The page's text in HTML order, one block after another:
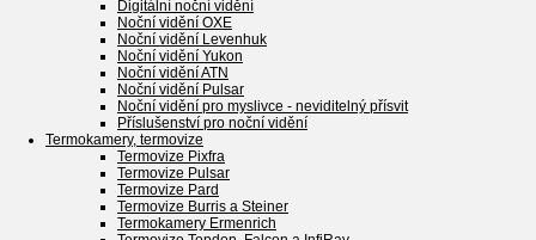
Digitální noční vidění
Noční vidění OXE
Noční vidění Levenhuk
Noční vidění Yukon
Noční vidění ATN
Noční vidění Pulsar
Noční vidění pro myslivce - neviditelný přísvit
Příslušenství pro noční vidění
Termokamery, termovize
Termovize Pixfra
Termovize Pulsar
Termovize Pard
Termovize Burris a Steiner
Termokamery Ermenrich